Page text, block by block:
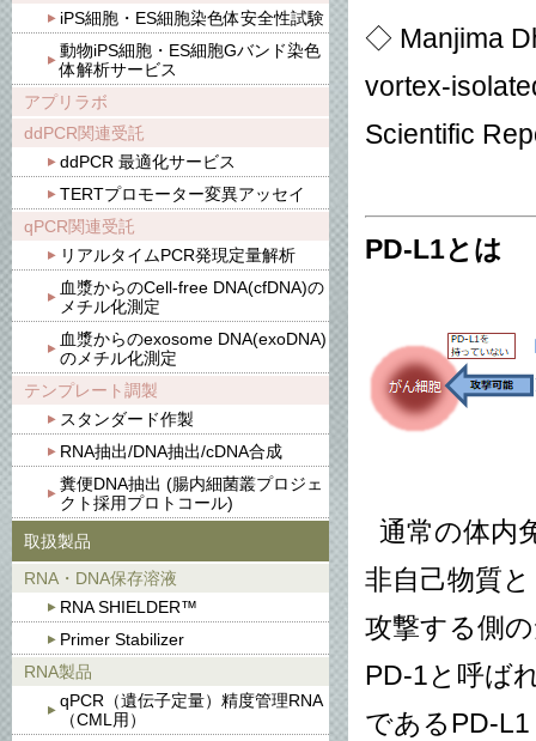
iPS細胞・ES細胞染色体安全性試験
動物iPS細胞・ES細胞Gバンド染色
体解析サービス
アプリラボ
ddPCR関連受託
ddPCR 最適化サービス
TERTプロモーター変異アッセイ
qPCR関連受託
リアルタイムPCR発現定量解析
血漿からのCell-free DNA(cfDNA)の
メチル化測定
血漿からのexosome DNA(exoDNA)
のメチル化測定
テンプレート調製
スタンダード作製
RNA抽出/DNA抽出/cDNA合成
糞便DNA抽出 (腸内細菌叢プロジェ
クト採用プロトコール)
取扱製品
RNA・DNA保存溶液
RNA SHIELDER™
Primer Stabilizer
RNA製品
qPCR（遺伝子定量）精度管理RNA
（CML用）
◇ Manjima
vortex-
Scientific
PD-L1とは
通常の体内
非自己物質
攻撃する側
PD-1と呼ば
であるPD-